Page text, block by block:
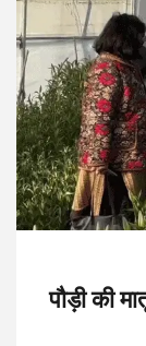
पौड़ी की